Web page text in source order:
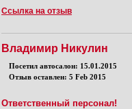
Ссылка на отзыв
Владимир Никулин
Посетил автосалон: 15.01.2015
Отзыв оставлен: 5 Feb 2015
Ответственный персонал!